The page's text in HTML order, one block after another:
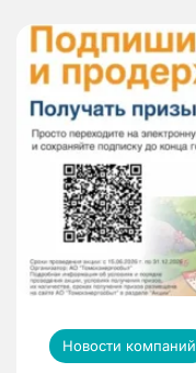
Новости компаний